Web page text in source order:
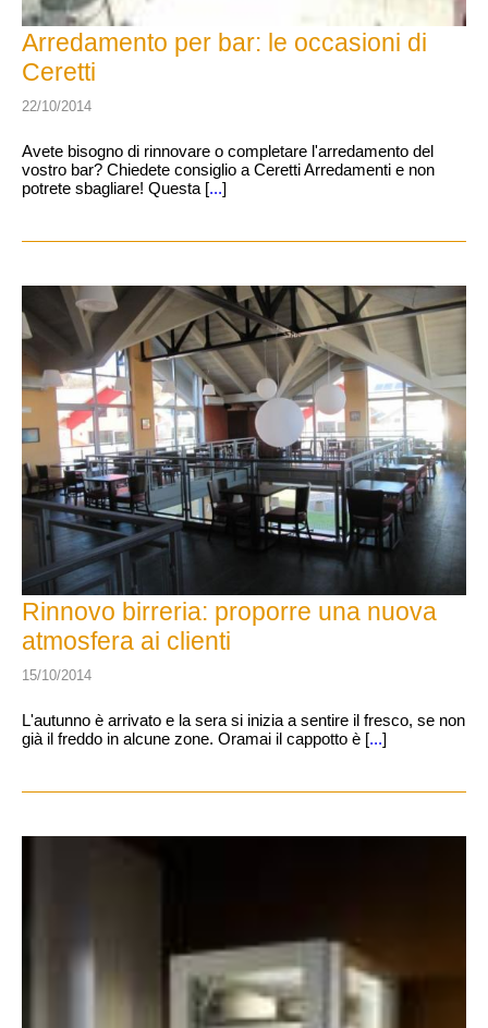
Arredamento per bar: le occasioni di
Ceretti
22/10/2014
Avete bisogno di rinnovare o completare l'arredamento del
vostro bar? Chiedete consiglio a Ceretti Arredamenti e non
potrete sbagliare! Questa [...]
Rinnovo birreria: proporre una nuova
atmosfera ai clienti
15/10/2014
L'autunno è arrivato e la sera si inizia a sentire il fresco, se non
già il freddo in alcune zone. Oramai il cappotto è [...]